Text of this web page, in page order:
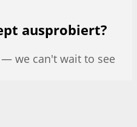
ausprobiert?
we can't wait to see